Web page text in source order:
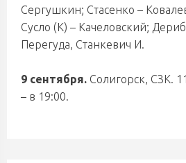
Сергушкин; Стасенко –
Сусло (К) – Качеловский;
Перегуда, Станкевич И.
9 сентября. Солигорск, СЗК.
– в 19:00.